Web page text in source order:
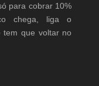
para cobrar 10%
chega, liga o
tem que voltar no